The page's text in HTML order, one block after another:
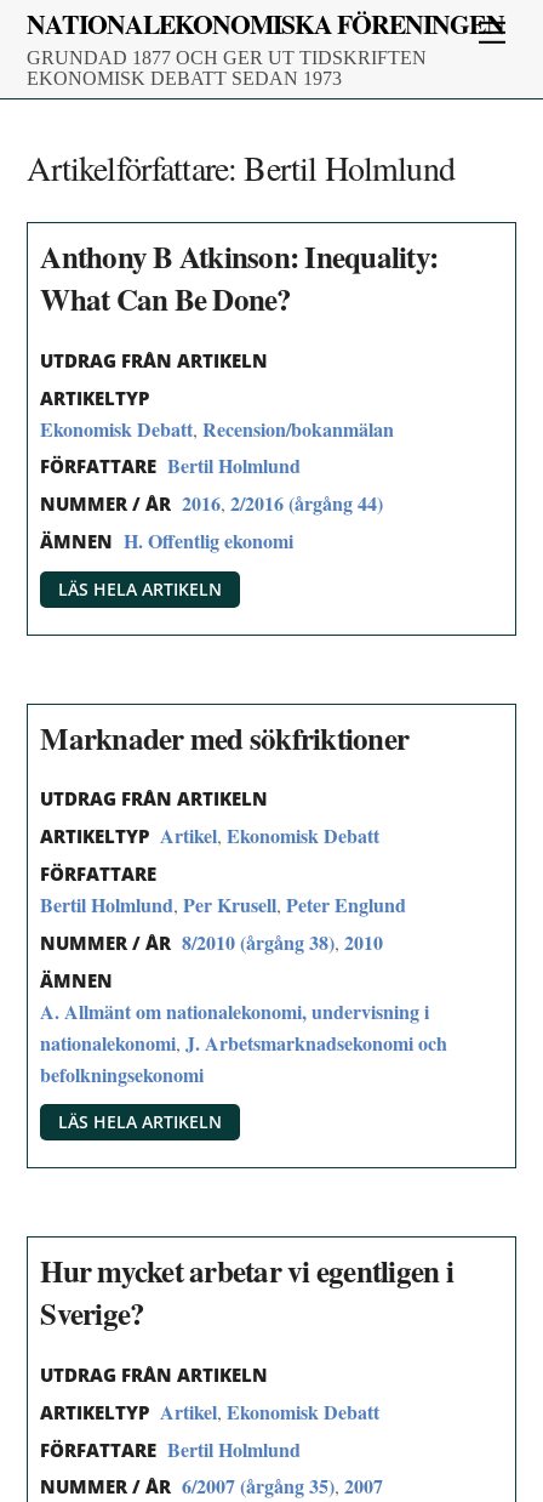
Skip
content
NATIONALEKONOMISKA FÖRENINGEN
GRUNDAD 1877 OCH GER UT TIDSKRIFTEN
EKONOMISK DEBATT SEDAN 1973
Artikelförfattare:Bertil Holmlund
Anthony B Atkinson: Inequality:
What Can Be Done?
UTDRAG FRÅN ARTIKELN
ARTIKELTYP
Ekonomisk Debatt,Recension/bokanmälan
FÖRFATTARE Bertil Holmlund
NUMMER / ÅR 2016,2/2016 (årgång 44)
ÄMNEN H. Offentlig ekonomi
LÄS HELA ARTIKELN
Marknader med sökfriktioner
UTDRAG FRÅN ARTIKELN
ARTIKELTYP Artikel,Ekonomisk Debatt
FÖRFATTARE
Bertil Holmlund,Per Krusell,Peter Englund
NUMMER / ÅR 8/2010 (årgång 38),2010
ÄMNEN
A. Allmänt om nationalekonomi, undervisning i
nationalekonomi,J. Arbetsmarknadsekonomi och
befolkningsekonomi
LÄS HELA ARTIKELN
Hur mycket arbetar vi egentligen i
Sverige?
UTDRAG FRÅN ARTIKELN
ARTIKELTYP Artikel,Ekonomisk Debatt
FÖRFATTARE Bertil Holmlund
NUMMER / ÅR 6/2007 (årgång 35),2007